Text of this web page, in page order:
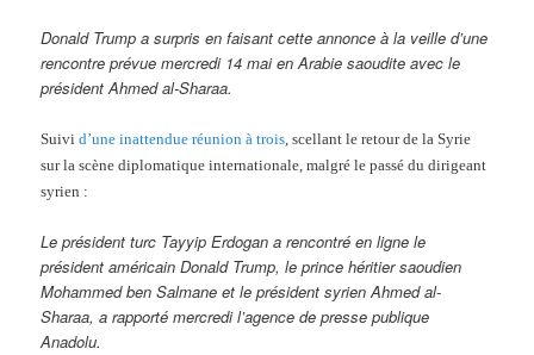
Donald Trump a surpris en faisant cette annonce à la veille d’une
rencontre prévue mercredi 14 mai en Arabie saoudite avec le
président Ahmed al-Sharaa.
Suivid’une inattendue réunion à trois, scellant le retour de la Syrie
sur la scène diplomatique internationale, malgré le passé du dirigeant
syrien :
Le président turc Tayyip Erdogan a rencontré en ligne le
président américain Donald Trump, le prince héritier saoudien
Mohammed ben Salmane et le président syrien Ahmed al-
Sharaa, a rapporté mercredi l’agence de presse publique
Anadolu.